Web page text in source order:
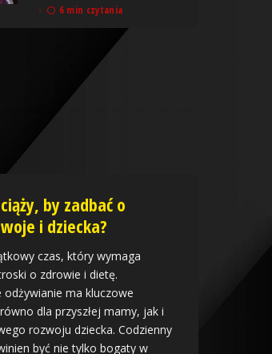
6 min czytania
by zadbać o
i dziecka?
czas, który wymaga
o zdrowie i dietę.
odżywianie ma kluczowe
dla przyszłej mamy, jak i
rozwoju dziecka. Codzienny
być nie tylko bogaty w